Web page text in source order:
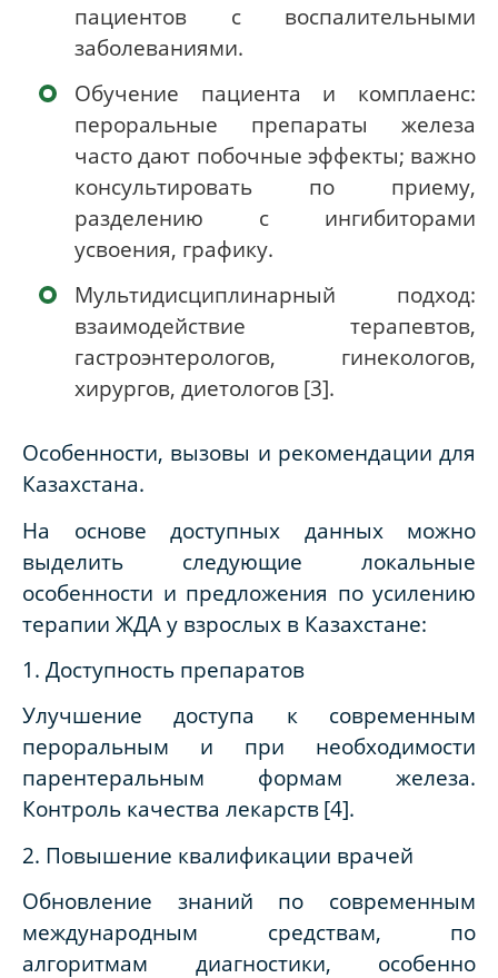
пациентов с воспалительными
заболеваниями.
Обучение пациента и комплаенс:
пероральные препараты железа
часто дают побочные эффекты; важно
консультировать по приему,
разделению с ингибиторами
усвоения, графику.
Мультидисциплинарный подход:
взаимодействие терапевтов,
гастроэнтерологов, гинекологов,
хирургов, диетологов [3].
Особенности, вызовы и рекомендации для
Казахстана.
На основе доступных данных можно
выделить следующие локальные
особенности и предложения по усилению
терапии ЖДА у взрослых в Казахстане:
1. Доступность препаратов
Улучшение доступа к современным
пероральным и при необходимости
парентеральным формам железа.
Контроль качества лекарств [4].
2. Повышение квалификации врачей
Обновление знаний по современным
международным средствам, по
алгоритмам диагностики, особенно